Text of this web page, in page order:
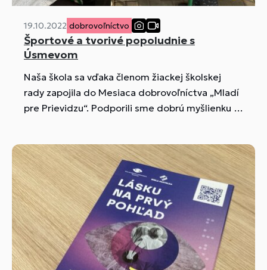
19.10.2022 dobrovoľníctvo
Športové a tvorivé popoludnie s
Úsmevom
Naša škola sa vďaka členom žiackej školskej
rady zapojila do Mesiaca dobrovoľníctva „Mladí
pre Prievidzu“. Podporili sme dobrú myšlienku a
dobrovoľnou prácou prispieť k zlepšeniu ich
života...